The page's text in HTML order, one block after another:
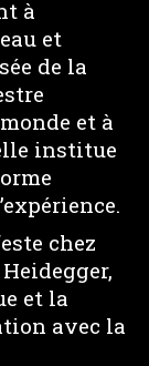
à
et
de la
et à
institue
chez
et la
avec la